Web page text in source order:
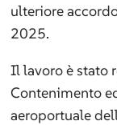
ulteriore
2025.
Il lavoro è stato
Contenimento
aeroportuale